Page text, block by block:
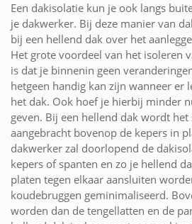
Een dakisolatie kun je ook langs
je dakwerker. Bij deze manier van
bij een hellend dak over het
Het grote voordeel van het isoleren
is dat je binnenin geen
hetgeen handig kan zijn wanneer er
het dak. Ook hoef je hierbij minder
geven. Bij een hellend dak wordt het
aangebracht bovenop de kepers in
dakwerker zal doorlopend de
kepers of spanten en zo je hellend
platen tegen elkaar aansluiten
koudebruggen geminimaliseerd.
worden dan de tengellatten en de